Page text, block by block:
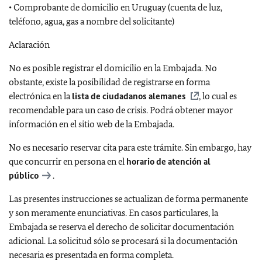
• Comprobante de domicilio en Uruguay (cuenta de luz,
teléfono, agua, gas a nombre del solicitante)
Aclaración
No es posible registrar el domicilio en la Embajada. No
obstante, existe la posibilidad de registrarse en forma
electrónica en lalista de ciudadanos alemanes
, lo cual es
recomendable para un caso de crisis. Podrá obtener mayor
información en el sitio web de la Embajada.
No es necesario reservar cita para este trámite. Sin embargo, hay
que concurrir en persona en el horario de atención al
público
.
Las presentes instrucciones se actualizan de forma permanente
y son meramente enunciativas. En casos particulares, la
Embajada se reserva el derecho de solicitar documentación
adicional. La solicitud sólo se procesará si la documentación
necesaria es presentada en forma completa.